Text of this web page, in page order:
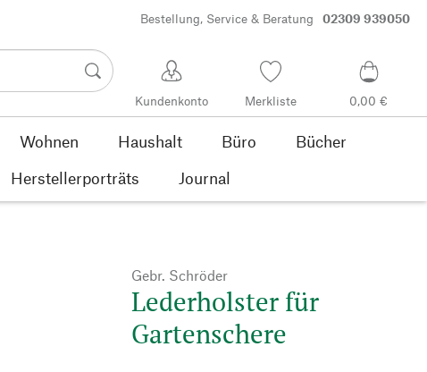
Bestellung, Service & Beratung 02309 939050
Kundenkonto Merkliste 0,00 €
Wohnen Haushalt Büro
Bücher
Herstellerporträts Journal
Gebr. Schröder
Lederholster für
Gartenschere